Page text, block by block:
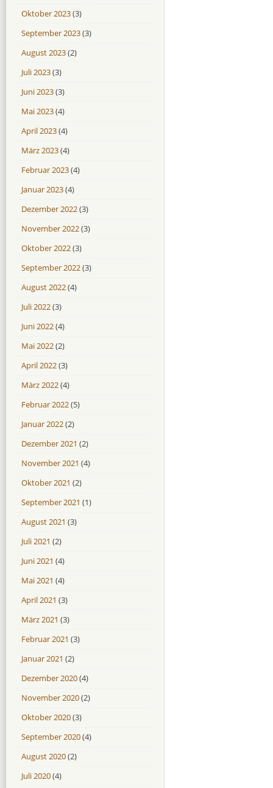
Oktober 2023(3)
September 2023(3)
August 2023(2)
Juli 2023(3)
Juni 2023(3)
Mai 2023(4)
April 2023(4)
März 2023(4)
Februar 2023(4)
Januar 2023(4)
Dezember 2022(3)
November 2022(3)
Oktober 2022(3)
September 2022(3)
August 2022(4)
Juli 2022(3)
Juni 2022(4)
Mai 2022(2)
April 2022(3)
März 2022(4)
Februar 2022(5)
Januar 2022(2)
Dezember 2021 (2)
November 2021 (4)
Oktober 2021 (2)
September 2021 (1)
August 2021 (3)
Juli 2021 (2)
Juni 2021 (4)
Mai 2021 (4)
April 2021 (3)
März 2021 (3)
Februar 2021 (3)
Januar 2021 (2)
Dezember 2020(4)
November 2020(2)
Oktober 2020(3)
September 2020(4)
August 2020(2)
Juli 2020(4)